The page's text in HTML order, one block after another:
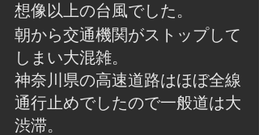
想像以上の台風でした。
朝から交通機関がストップして
しまい大混雑。
神奈川県の高速道路はほぼ全線
通行止めでしたので一般道は大
渋滞。